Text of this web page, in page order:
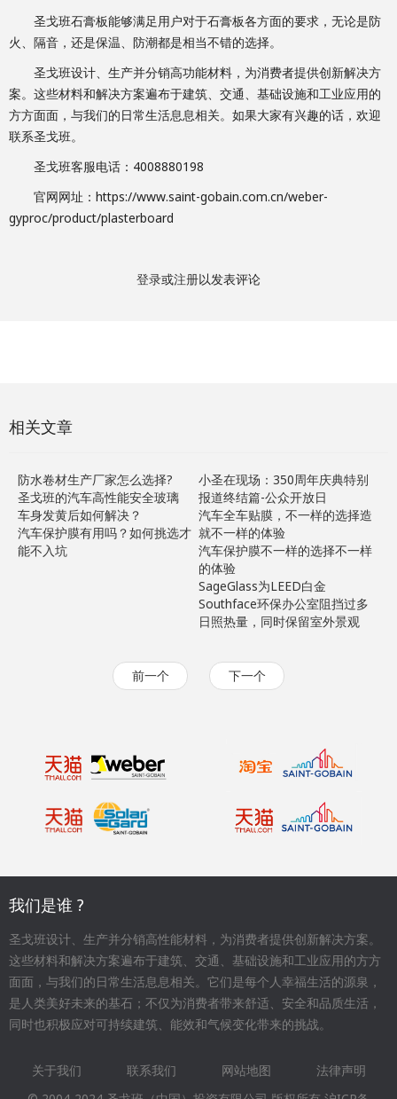
圣戈班石膏板能够满足用户对于石膏板各方面的要求，无论是防
火、隔音，还是保温、防潮都是相当不错的选择。
圣戈班设计、生产并分销高功能材料，为消费者提供创新解决方
案。这些材料和解决方案遍布于建筑、交通、基础设施和工业应用的
方方面面，与我们的日常生活息息相关。如果大家有兴趣的话，欢迎
联系圣戈班。
圣戈班客服电话：4008880198
官网网址：https://www.saint-gobain.com.cn/weber-
gyproc/product/plasterboard
登录或注册以发表评论
相关文章
防水卷材生产厂家怎么选择?
圣戈班的汽车高性能安全玻璃
车身发黄后如何解决？
汽车保护膜有用吗？如何挑选才
能不入坑
小圣在现场：350周年庆典特别
报道终结篇-公众开放日
汽车全车贴膜，不一样的选择造
就不一样的体验
汽车保护膜不一样的选择不一样
的体验
SageGlass为LEED白金
Southface环保办公室阻挡过多
日照热量，同时保留室外景观
前一个 下一个
我们是谁 ?
圣戈班设计、生产并分销高性能材料，为消费者提供创新解决方案。
这些材料和解决方案遍布于建筑、交通、基础设施和工业应用的方方
面面，与我们的日常生活息息相关。它们是每个人幸福生活的源泉，
是人类美好未来的基石；不仅为消费者带来舒适、安全和品质生活，
同时也积极应对可持续建筑、能效和气候变化带来的挑战。
Footer
关于我们 联系我们 网站地图
法律声明